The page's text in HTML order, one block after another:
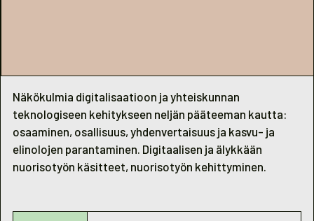
Näkökulmia digitalisaatioon ja yhteiskunnan
teknologiseen kehitykseen neljän pääteeman kautta:
osaaminen, osallisuus, yhdenvertaisuus ja kasvu- ja
elinolojen parantaminen. Digitaalisen ja älykkään
nuorisotyön käsitteet, nuorisotyön kehittyminen.